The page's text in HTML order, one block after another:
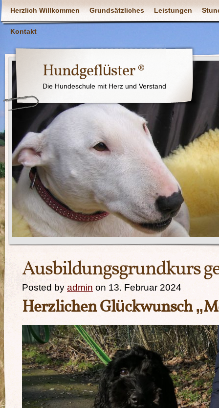
Herzlich Willkommen Grundsätzliches Leistungen
Kontakt
Hundgeflüster ®
Die Hundeschule mit Herz und Verstand
Ausbildungsgrundkurs
Posted by admin on 13. Februar 2024
Herzlichen Glückwunsch